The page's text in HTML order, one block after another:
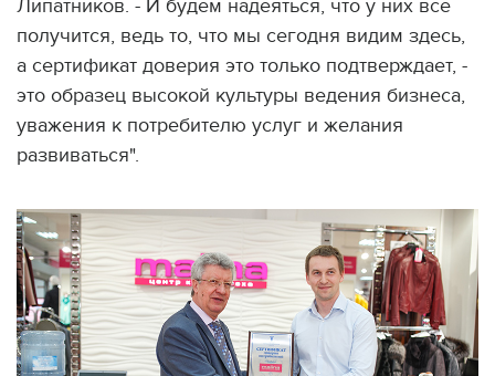
Липатников. - И будем надеяться, что у них все
получится, ведь то, что мы сегодня видим здесь,
а сертификат доверия это только подтверждает, -
это образец высокой культуры ведения бизнеса,
уважения к потребителю услуг и желания
развиваться".